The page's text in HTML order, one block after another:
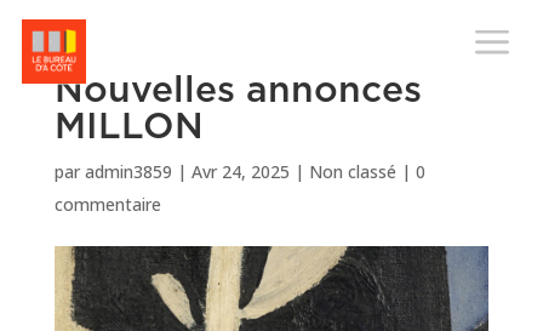
Nouvelles annonces
MILLON
par admin3859 | Avr 24, 2025 | Non classé | 0
commentaire